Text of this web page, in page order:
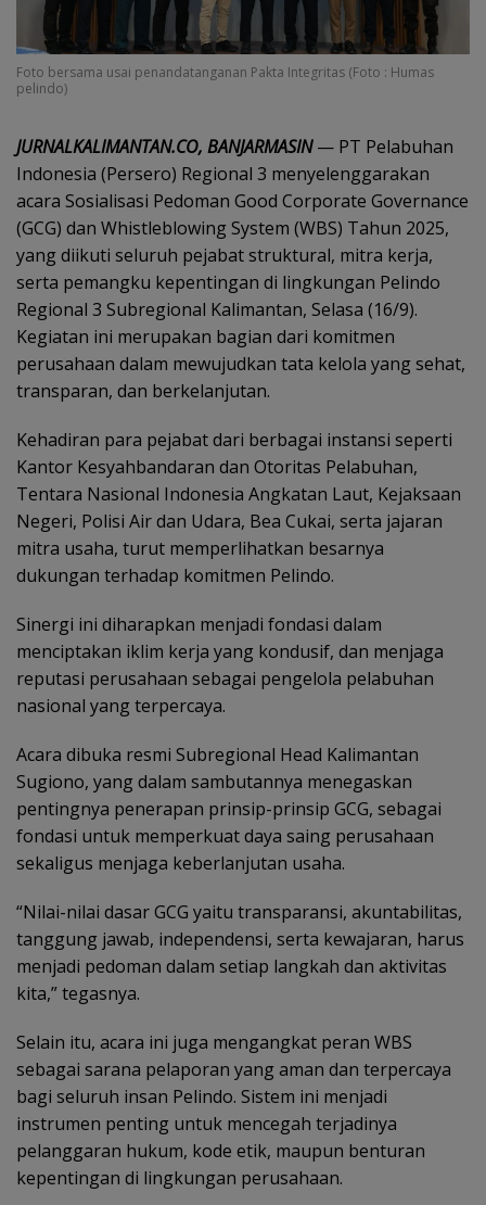
Foto bersama usai penandatanganan Pakta Integritas (Foto : Humas
pelindo)
JURNALKALIMANTAN.CO, BANJARMASIN— PT Pelabuhan
Indonesia (Persero) Regional 3 menyelenggarakan
acara Sosialisasi Pedoman Good Corporate Governance
(GCG) dan Whistleblowing System (WBS) Tahun 2025,
yang diikuti seluruh pejabat struktural, mitra kerja,
serta pemangku kepentingan di lingkungan Pelindo
Regional 3 Subregional Kalimantan, Selasa (16/9).
Kegiatan ini merupakan bagian dari komitmen
perusahaan dalam mewujudkan tata kelola yang sehat,
transparan, dan berkelanjutan.
Kehadiran para pejabat dari berbagai instansi seperti
Kantor Kesyahbandaran dan Otoritas Pelabuhan,
Tentara Nasional Indonesia Angkatan Laut, Kejaksaan
Negeri, Polisi Air dan Udara, Bea Cukai, serta jajaran
mitra usaha, turut memperlihatkan besarnya
dukungan terhadap komitmen Pelindo.
Sinergi ini diharapkan menjadi fondasi dalam
menciptakan iklim kerja yang kondusif, dan menjaga
reputasi perusahaan sebagai pengelola pelabuhan
nasional yang terpercaya.
Acara dibuka resmi Subregional Head Kalimantan
Sugiono, yang dalam sambutannya menegaskan
pentingnya penerapan prinsip-prinsip GCG, sebagai
fondasi untuk memperkuat daya saing perusahaan
sekaligus menjaga keberlanjutan usaha.
“Nilai-nilai dasar GCG yaitu transparansi, akuntabilitas,
tanggung jawab, independensi, serta kewajaran, harus
menjadi pedoman dalam setiap langkah dan aktivitas
kita,” tegasnya.
Selain itu, acara ini juga mengangkat peran WBS
sebagai sarana pelaporan yang aman dan terpercaya
bagi seluruh insan Pelindo. Sistem ini menjadi
instrumen penting untuk mencegah terjadinya
pelanggaran hukum, kode etik, maupun benturan
kepentingan di lingkungan perusahaan.